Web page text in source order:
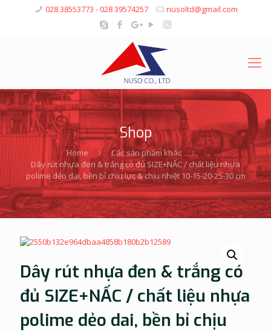
028 38553773 - 028 39574257 nusoltd@gmail.com
Shop
Home
Các sản phẩm khác
Dây rút nhựa đen & trắng có đủ SIZE+NẤC / chất liệu nhựa
polime dẻo dai, bền bỉ chịu lực & chịu nhiệt 10-15-20-25-30 cm
Dây rút nhựa đen & trắng có
đủ SIZE+NẤC / chất liệu nhựa
polime dẻo dai, bền bỉ chịu